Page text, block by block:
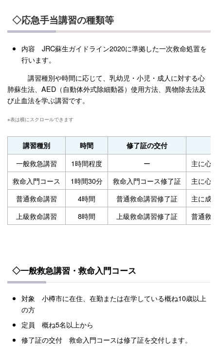
◇応急手当講習の種類等
内容 JRC蘇生ガイドライン2020に準拠した一次救命処置を
行います。
講習種別や時間に応じて、乳幼児・小児・成人に対する心
肺蘇生法、AED（自動体外式除細動器）使用方法、異物除去法及
び止血法を学ぶ講習です。
講習種別 時間 修了証の交付
一般救急講習 1時間程度 ー
主に心
救命入門コース
1時間30分 救命入門コース修了証
主に心
普通救命講習
4時間 普通救命講習修了証
主に成
上級救命講習
8時間 上級救命講習修了証 普通救
◇一般救急講習・救命入門コース
対象 小樽市に在住、在勤または在学している概ね10歳以上
の方
定員 概ね5名以上から
修了証の交付 救命入門コースは修了証を交付します。